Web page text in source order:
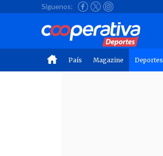
Síguenos:
País Magazine Deportes